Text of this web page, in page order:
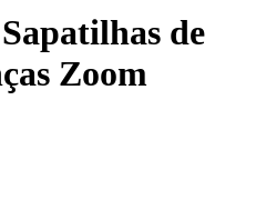
Sapatilhas de
Zoom